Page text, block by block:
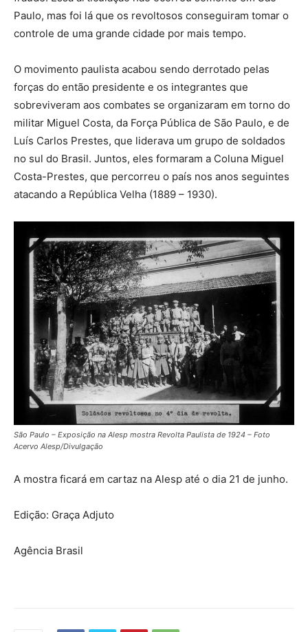
Paulo, mas foi lá que os revoltosos conseguiram tomar o
controle de uma grande cidade por mais tempo.
O movimento paulista acabou sendo derrotado pelas
forças do então presidente e os integrantes que
sobreviveram aos combates se organizaram em torno do
militar Miguel Costa, da Força Pública de São Paulo, e de
Luís Carlos Prestes, que liderava um grupo de soldados
no sul do Brasil. Juntos, eles formaram a Coluna Miguel
Costa-Prestes, que percorreu o país nos anos seguintes
atacando a República Velha (1889 – 1930).
São Paulo – Exposição na Alesp mostra Revolta Paulista de 1924 – Foto
Acervo Alesp/Divulgação
A mostra ficará em cartaz na Alesp até o dia 21 de junho.
Edição: Graça Adjuto
Agência Brasil